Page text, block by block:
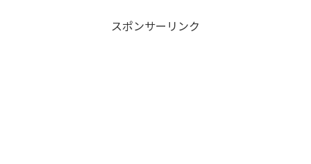
スポンサーリンク